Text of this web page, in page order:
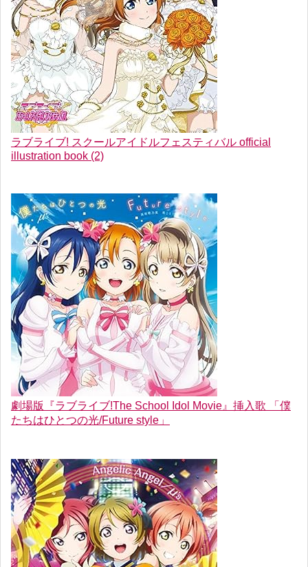
ラブライブ! スクールアイドルフェスティバル official
illustration book (2)
劇場版『ラブライブ!The School Idol Movie』挿入歌 「僕
たちはひとつの光/Future style」